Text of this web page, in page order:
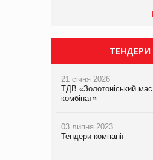
ТЕНДЕРИ
21 січня 2026
ТДВ «Золотоніський
комбінат»
03 липня 2023
Тендери компанії